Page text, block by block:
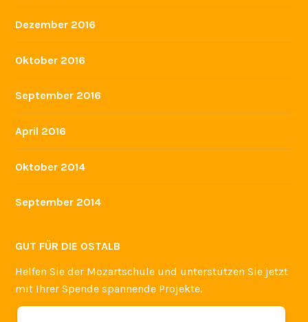
Dezember 2016
Oktober 2016
September 2016
April 2016
Oktober 2014
September 2014
GUT FÜR DIE OSTALB
Helfen Sie der Mozartschule und unterstützen Sie jetzt
mit Ihrer Spende spannende Projekte.